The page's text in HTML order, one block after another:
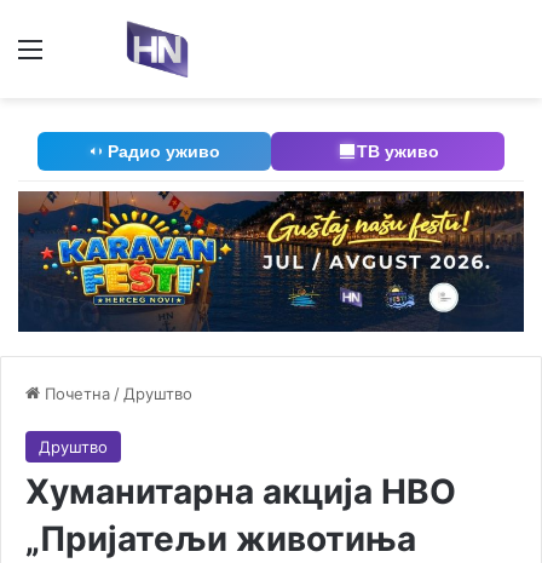
Радио уживо ТВ уживо
Почетна / Друштво
Друштво
Хуманитарна акција НВО
„Пријатељи животиња